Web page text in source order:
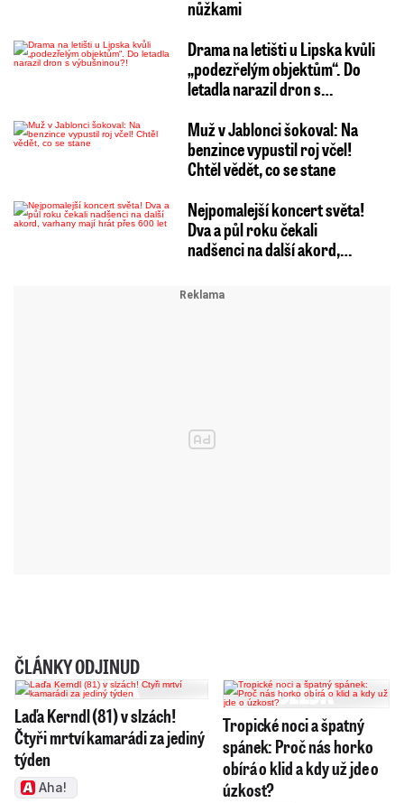
nůžkami
Drama na letišti u Lipska kvůli
„podezřelým objektům“. Do
letadla narazil dron s…
Muž v Jablonci šokoval: Na
benzince vypustil roj včel!
Chtěl vědět, co se stane
Nejpomalejší koncert světa!
Dva a půl roku čekali
nadšenci na další akord,…
ČLÁNKY ODJINUD
Laďa Kerndl (81) v slzách!
Čtyři mrtví kamarádi za jediný
týden
Aha!
Tropické noci a špatný
spánek: Proč nás horko
obírá o klid a kdy už jde o
úzkost?